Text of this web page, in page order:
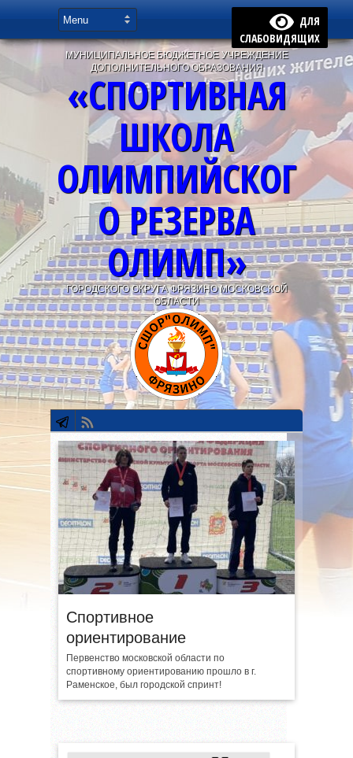
ДЛЯ
СЛАБОВИДЯЩИХ
МУНИЦИПАЛЬНОЕ БЮДЖЕТНОЕ УЧРЕЖДЕНИЕ
ДОПОЛНИТЕЛЬНОГО ОБРАЗОВАНИЯ
«СПОРТИВНАЯ
ШКОЛА
ОЛИМПИЙСКОГ
О РЕЗЕРВА
ОЛИМП»
ГОРОДСКОГО ОКРУГА ФРЯЗИНО МОСКОВСКОЙ
ОБЛАСТИ
Спортивное
ориентирование
Первенство московской области по
спортивному ориентированию прошло в г.
Раменское, был городской спринт!